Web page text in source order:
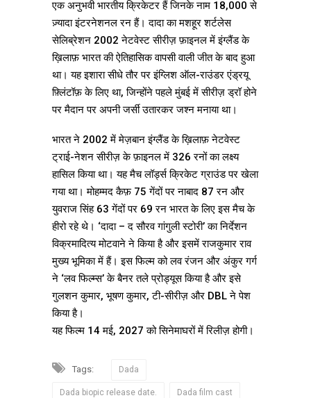
एक अनुभवी भारतीय क्रिकेटर हैं जिनके नाम 18,000 से
ज़्यादा इंटरनेशनल रन हैं। दादा का मशहूर शर्टलेस
सेलिब्रेशन 2002 नेटवेस्ट सीरीज़ फ़ाइनल में इंग्लैंड के
ख़िलाफ़ भारत की ऐतिहासिक वापसी वाली जीत के बाद हुआ
था। यह इशारा सीधे तौर पर इंग्लिश ऑल-राउंडर एंड्रयू
फ़्लिंटॉफ़ के लिए था, जिन्होंने पहले मुंबई में सीरीज़ ड्रॉ होने
पर मैदान पर अपनी जर्सी उतारकर जश्न मनाया था।
भारत ने 2002 में मेज़बान इंग्लैंड के ख़िलाफ़ नेटवेस्ट
ट्राई-नेशन सीरीज़ के फ़ाइनल में 326 रनों का लक्ष्य
हासिल किया था। यह मैच लॉर्ड्स क्रिकेट ग्राउंड पर खेला
गया था। मोहम्मद कैफ़ 75 गेंदों पर नाबाद 87 रन और
युवराज सिंह 63 गेंदों पर 69 रन भारत के लिए इस मैच के
हीरो रहे थे। ‘दादा – द सौरव गांगुली स्टोरी’ का निर्देशन
विक्रमादित्य मोटवाने ने किया है और इसमें राजकुमार राव
मुख्य भूमिका में हैं। इस फिल्म को लव रंजन और अंकुर गर्ग
ने ‘लव फिल्म्स’ के बैनर तले प्रोड्यूस किया है और इसे
गुलशन कुमार, भूषण कुमार, टी-सीरीज़ और DBL ने पेश
किया है।
यह फिल्म 14 मई, 2027 को सिनेमाघरों में रिलीज़ होगी।
Tags: Dada
Dada biopic release date. Dada film cast